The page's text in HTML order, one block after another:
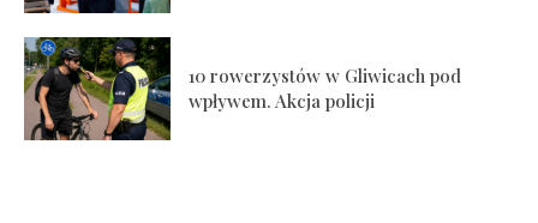
10 rowerzystów w Gliwicach pod
wpływem. Akcja policji